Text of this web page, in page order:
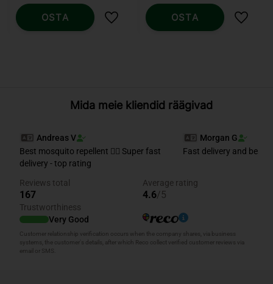
Lisa lemmikutesse
OSTA
Lisa
OSTA
Mida meie kliendid räägivad